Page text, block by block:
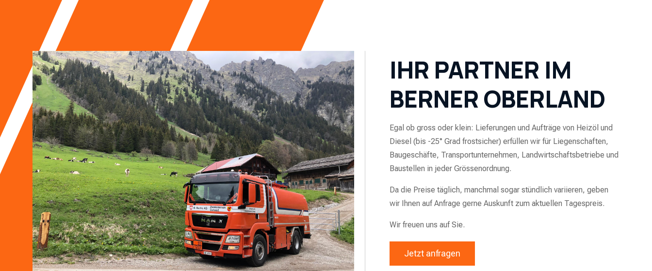
IHR PARTNER IM
BERNER OBERLAND
Egal ob gross oder klein: Lieferungen und Aufträge von Heizöl und
Diesel (bis -25° Grad frostsicher) erfüllen wir für Liegenschaften,
Baugeschäfte, Transportunternehmen, Landwirtschaftsbetriebe und
Baustellen in jeder Grössenordnung.
Da die Preise täglich, manchmal sogar stündlich variieren, geben
wir Ihnen auf Anfrage gerne Auskunft zum aktuellen Tagespreis.
Wir freuen uns auf Sie.
Jetzt anfragen